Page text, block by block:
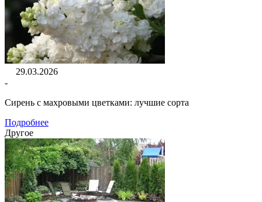
29.03.2026
-
Сирень с махровыми цветками: лучшие сорта
Подробнее
Другое